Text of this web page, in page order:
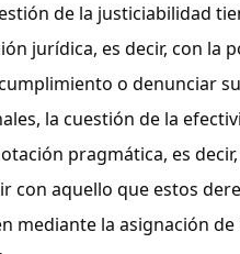
de la justiciabilidad
jurídica, es decir, con la
o denunciar
la cuestión de la
pragmática, es
con aquello que estos
mediante la asignación de